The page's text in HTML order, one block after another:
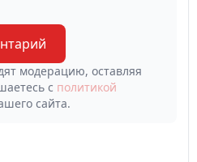
модерацию, оставляя
с политикой
сайта.